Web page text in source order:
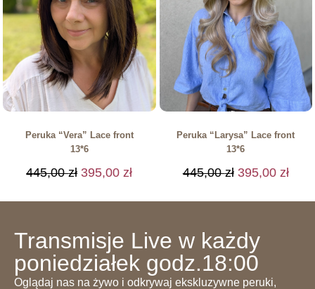
Peruka “Vera” Lace front
13*6
445,00zł 395,00 zł
Peruka “Larysa” Lace front
13*6
445,00zł 395,00 zł
Transmisje Live w każdy
poniedziałek godz.18:00
Oglądaj nas na żywo i odkrywaj ekskluzywne peruki,